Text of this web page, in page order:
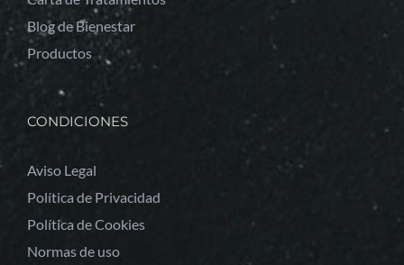
Blog de Bienestar
Productos
CONDICIONES
Aviso Legal
Política de Privacidad
Política de Cookies
Normas de uso